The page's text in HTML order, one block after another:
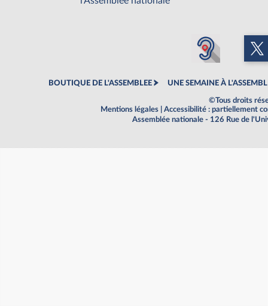
BOUTIQUE DE L'ASSEMBLEE UNE SEMAINE À
©Tous droits
Mentions légales
Accessibilité : partiellement
Assemblée nationale - 126 Rue de